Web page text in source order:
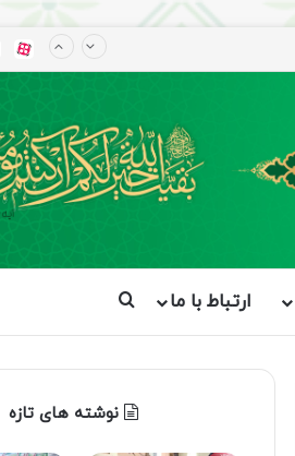
ارتباط با ما جستجو برای
نوشته های تازه